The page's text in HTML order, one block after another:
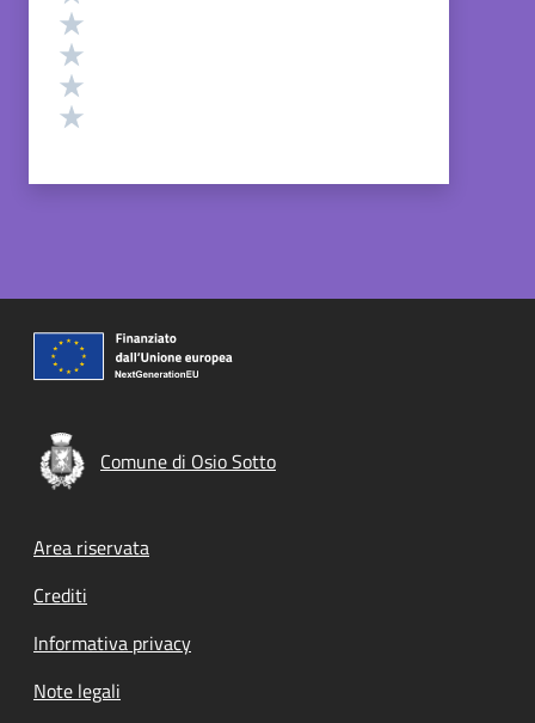
Comune di Osio Sotto
Footer menu
Area riservata
Crediti
Informativa privacy
Note legali